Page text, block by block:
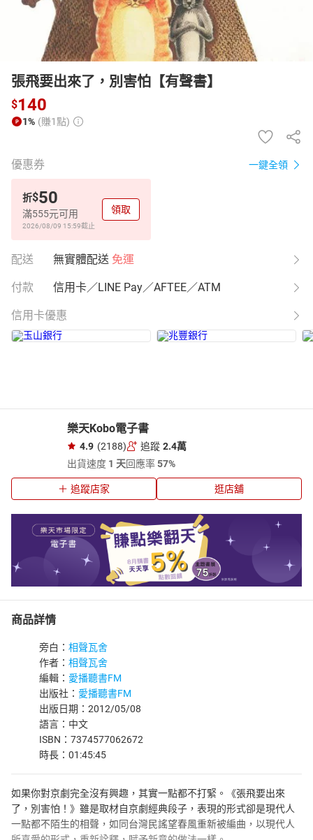
張飛要出來了，別害怕【有聲書】
$140
1% (賺1點)
優惠券 一鍵全領
折$50
滿555元可用
2026/08/09 15:59截止
領取
配送 無實體配送 免運
付款 信用卡／LINE Pay／AFTEE／ATM
信用卡優惠
樂天Kobo電子書
4.9 (2188) 追蹤 2.4萬
出貨速度 1 天回應率57%
追蹤店家 逛店舖
商品詳情
旁白： 相聲瓦舍
作者： 相聲瓦舍
編輯： 愛播聽書FM
出版社： 愛播聽書FM
出版日期：2012/05/08
語言：中文
ISBN：7374577062672
時長：01:45:45
如果你對京劇完全沒有興趣，其實一點都不打緊。《張飛要出來
了，別害怕！》雖是取材自京劇經典段子，表現的形式卻是現代人
一點都不陌生的相聲，如同台灣民謠望春風重新被編曲，以現代人